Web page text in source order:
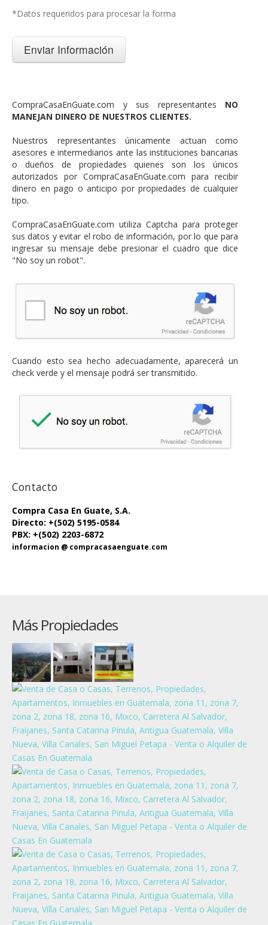
*Datos requeridos para procesar la forma
CompraCasaEnGuate.com y sus representantes NO
MANEJAN DINERO DE NUESTROS CLIENTES.
Nuestros representantes únicamente actuan como
asesores e intermediarios ante las instituciones bancarias
o dueños de propiedades quienes son los únicos
autorizados por CompraCasaEnGuate.com para recibir
dinero en pago o anticipo por propiedades de cualquier
tipo.
CompraCasaEnGuate.com utiliza Captcha para proteger
sus datos y evitar el robo de información, por lo que para
ingresar su mensaje debe presionar el cuadro que dice
"No soy un robot".
Cuando esto sea hecho adecuadamente, aparecerá un
check verde y el mensaje podrá ser transmitido.
Contacto
Compra Casa En Guate, S.A.
Directo: +(502) 5195-0584
PBX: +(502) 2203-6872
informacion @ compracasaenguate.com
Más Propiedades